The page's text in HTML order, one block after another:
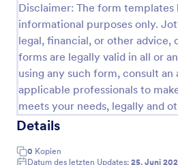
Disclaimer: The form templates
informational purposes only.
legal, financial, or other advice,
forms are legally valid in all or
using any such form, consult
applicable professionals to
meets your needs, legally and
Details
0 Kopien
Datum des letzten Updates: 25. Juni
eines Museums oder der
Kulturzentrums sind,
kostenlose Vorlage für ein
um wichtige Informationen von
erfassen. Passen Sie die Felder
Bedürfnisse an, betten Sie das
Website ein und beobachten
das Formular ausfüllen, um
Passen Sie das Formular
Museumsinformationen an,
Ihren Hintergrund hinzu und
Formular in Ihre Website ein.